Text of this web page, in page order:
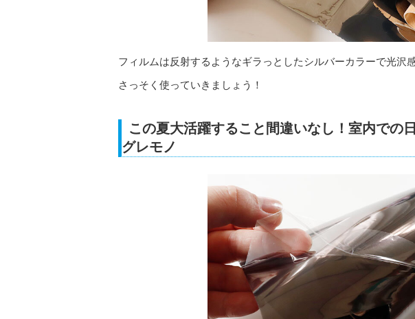
フィルムは反射するようなギラっとしたシルバーカラーで光沢
さっそく使っていきましょう！
この夏大活躍すること間違いなし！室内での
グレモノ